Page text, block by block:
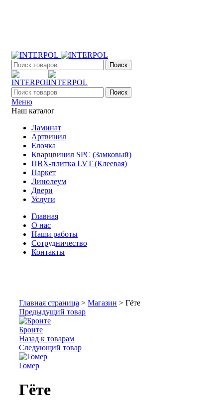
Поиск
Поиск
Меню
Наш каталог
Ламинат
Артвинил
Елочка
Кварцвинил SPC (Замковый)
ПВХ-плитка LVT (Клеевая)
Паркет
Линолеум
Двери
Услуги
Главная
О нас
Наши работы
Сотрудничество
Контакты
Главная страница > Магазин > Гёте
Предыдущий товар
Бронте
Назад к товарам
Следующий товар
Гомер
Гёте